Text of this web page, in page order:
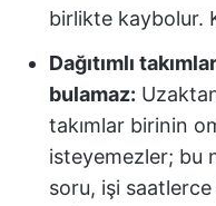
birlikte kaybolur.
Dağıtımlı
bulamaz:
takımlar birinin
isteyemezler; bu
soru, işi